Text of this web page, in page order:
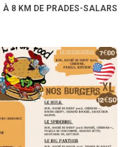
À 8 KM DE PRADES-SALARS